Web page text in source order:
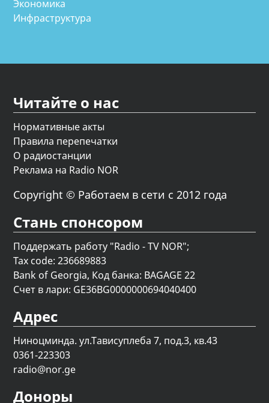
Экономика
Инфраструктура
Читайте о нас
Нормативные акты
Правила перепечатки
О радиостанции
Реклама на Radio NOR
Copyright © Работаем в сети с 2012 года
Стань спонсором
Поддержать работу "Radio - TV NOR";
Tax code: 236689883
Bank of Georgia, Код банка: BAGAGE 22
Счет в лари: GE36BG0000000694040400
Адрес
Ниноцминда. ул.Тависуплеба 7, под.3, кв.43
0361-223303
radio@nor.ge
Доноры